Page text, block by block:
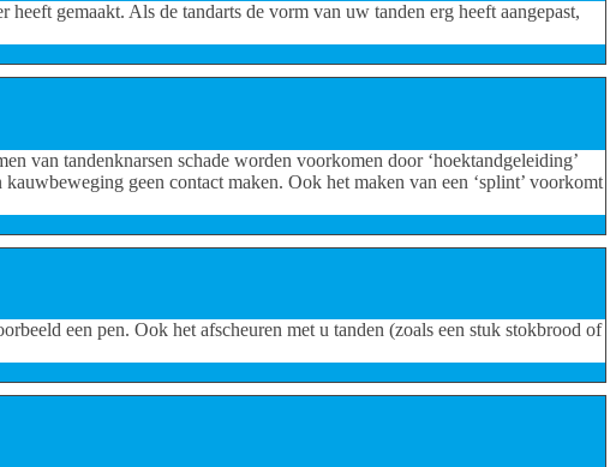
gemaakt. Als de tandarts de vorm van uw tanden erg heeft aangepast,
van tandenknarsen schade worden voorkomen door ‘hoektandgeleiding’
geen contact maken. Ook het maken van een ‘splint’ voorkomt
een pen. Ook het afscheuren met u tanden (zoals een stuk stokbrood of